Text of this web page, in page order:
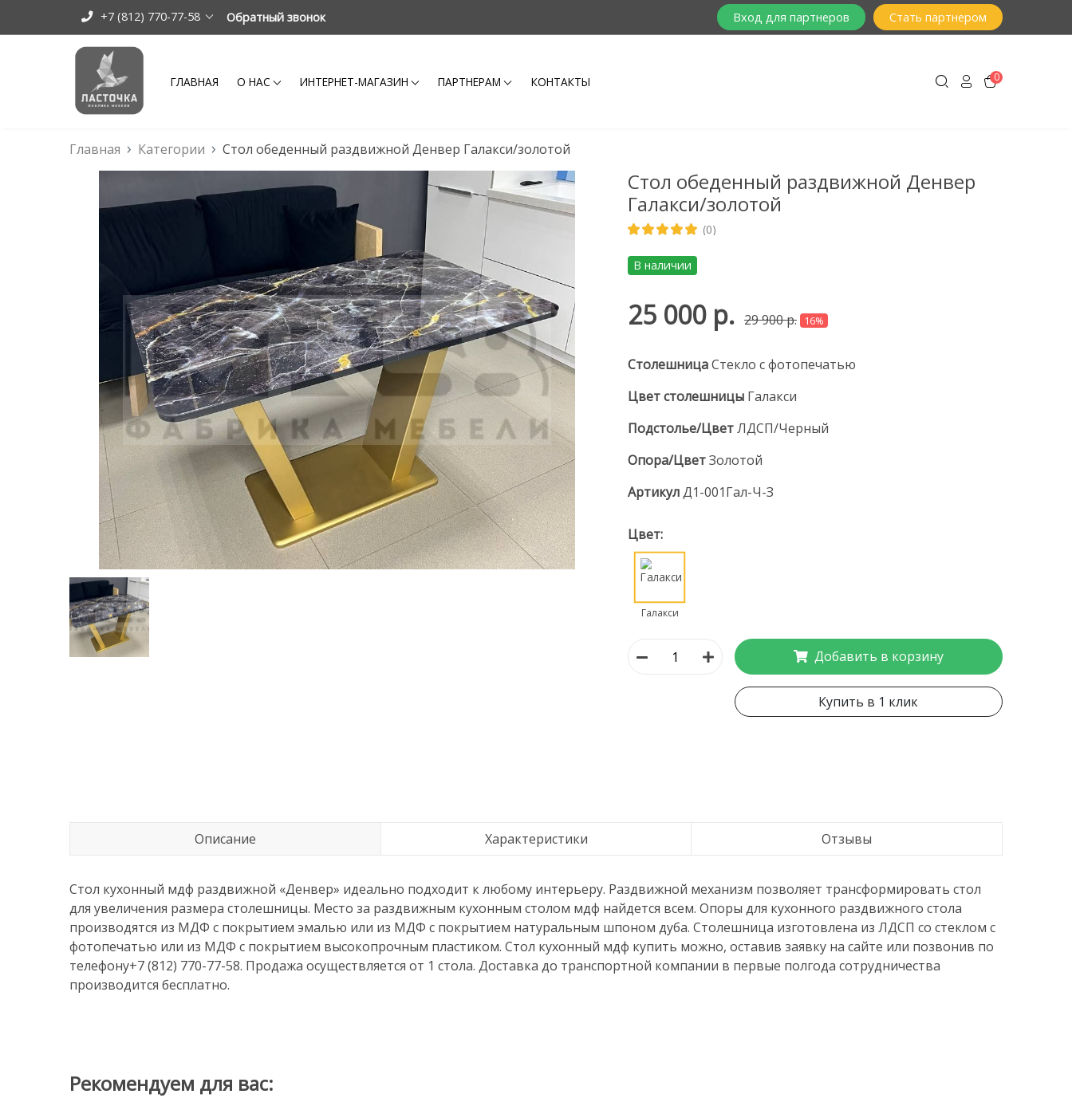
+7 (812) 770-77-58 Обратный звонок Вход для партнеров Стать партнером
0
ГЛАВНАЯ О НАС ИНТЕРНЕТ-МАГАЗИН ПАРТНЕРАМ КОНТАКТЫ
Главная Категории Стол обеденный раздвижной Денвер Галакси/золотой
Стол обеденный раздвижной Денвер
Галакси/золотой
(0)
В наличии
25 000 р. 29 900 р. 16%
СтолешницаСтекло с фотопечатью
Цвет столешницы Галакси
Подстолье/ЦветЛДСП/Черный
Опора/ЦветЗолотой
АртикулД1-001Гал-Ч-З
Цвет:
Галакси
Добавить в корзину
Купить в 1 клик
Описание Характеристики Отзывы
Стол кухонный мдф раздвижной «Денвер» идеально подходит к любому интерьеру. Раздвижной механизм позволяет трансформировать стол
для увеличения размера столешницы. Место за раздвижным кухонным столом мдф найдется всем. Опоры для кухонного раздвижного стола
производятся из МДФ с покрытием эмалью или из МДФ с покрытием натуральным шпоном дуба. Столешница изготовлена из ЛДСП со стеклом с
фотопечатью или из МДФ с покрытием высокопрочным пластиком. Стол кухонный мдф купить можно, оставив заявку на сайте или позвонив по
телефону+7 (812) 770-77-58. Продажа осуществляется от 1 стола. Доставка до транспортной компании в первые полгода сотрудничества
производится бесплатно.
Рекомендуем для вас: